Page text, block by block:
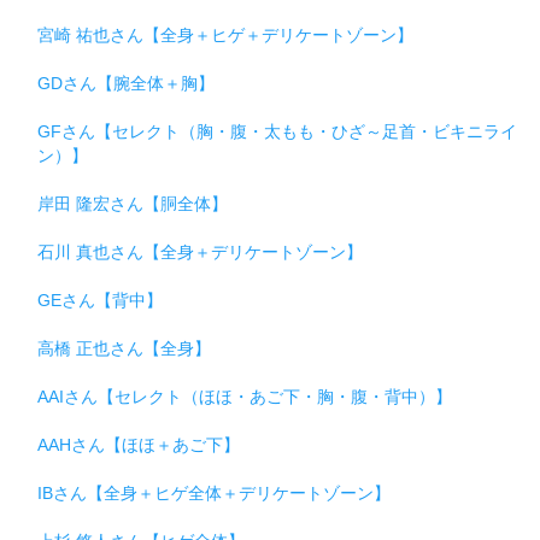
宮崎 祐也さん【全身＋ヒゲ＋デリケートゾーン】
GDさん【腕全体＋胸】
GFさん【セレクト（胸・腹・太もも・ひざ～足首・ビキニライ
ン）】
岸田 隆宏さん【胴全体】
石川 真也さん【全身＋デリケートゾーン】
GEさん【背中】
高橋 正也さん【全身】
AAIさん【セレクト（ほほ・あご下・胸・腹・背中）】
AAHさん【ほほ＋あご下】
IBさん【全身＋ヒゲ全体＋デリケートゾーン】